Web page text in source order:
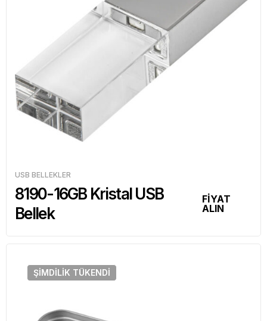
USB BELLEKLER
8190-16GB Kristal USB
Bellek
FİYAT
ALIN
ŞIMDILIK TÜKENDI